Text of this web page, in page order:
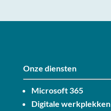
Onze diensten
Microsoft 365
Digitale werkplekken